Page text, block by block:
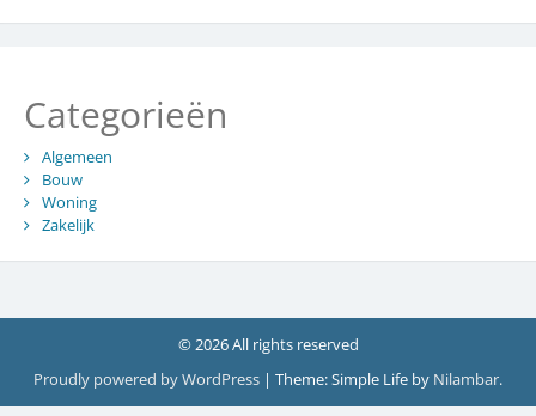
Categorieën
Algemeen
Bouw
Woning
Zakelijk
© 2026 All rights reserved
Proudly powered by WordPress | Theme: Simple Life by Nilambar.